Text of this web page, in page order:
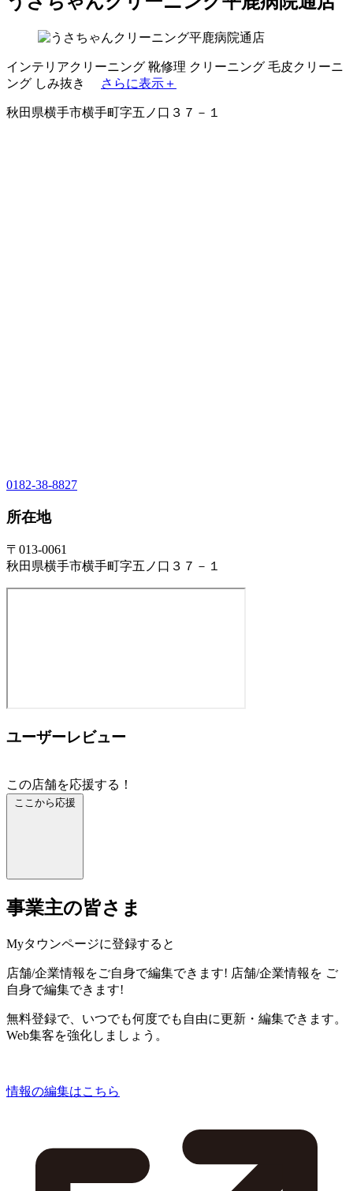
インテリアクリーニング 靴修理 クリーニング 毛皮クリーニ
ング しみ抜き さらに表示＋
秋田県横手市横手町字五ノ口３７－１
0182-38-8827
所在地
〒013-0061
秋田県横手市横手町字五ノ口３７－１
ユーザーレビュー
この店舗を応援する！
ここから応援
事業主の皆さま
Myタウンページに登録すると
店舗/企業情報をご自身で編集できます! 店舗/企業情報を ご
自身で編集できます!
無料登録で、いつでも何度でも自由に更新・編集できます。
Web集客を強化しましょう。
情報の編集はこちら